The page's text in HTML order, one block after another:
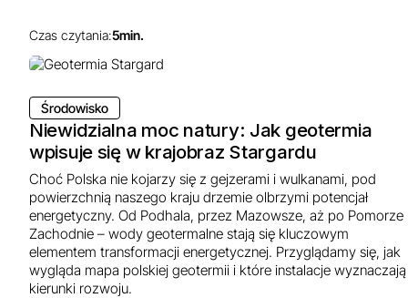
Czas czytania:5min.
Środowisko
Niewidzialna moc natury: Jak geotermia
wpisuje się w krajobraz Stargardu
Choć Polska nie kojarzy się z gejzerami i wulkanami, pod
powierzchnią naszego kraju drzemie olbrzymi potencjał
energetyczny. Od Podhala, przez Mazowsze, aż po Pomorze
Zachodnie – wody geotermalne stają się kluczowym
elementem transformacji energetycznej. Przyglądamy się, jak
wygląda mapa polskiej geotermii i które instalacje wyznaczają
kierunki rozwoju.